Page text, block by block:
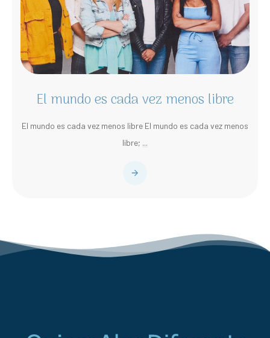
El mundo es cada vez menos libre
El mundo es cada vez menos libre El mundo es cada vez menos
libre; ...